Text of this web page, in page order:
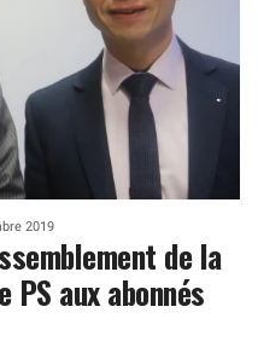
2019
de la
PS aux abonnés